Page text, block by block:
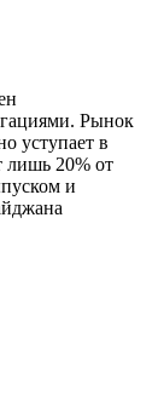
Рынок
уступает в
лишь 20% от
и